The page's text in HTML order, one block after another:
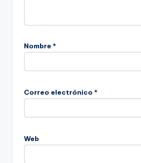
Nombre *
Correo electrónico *
Web